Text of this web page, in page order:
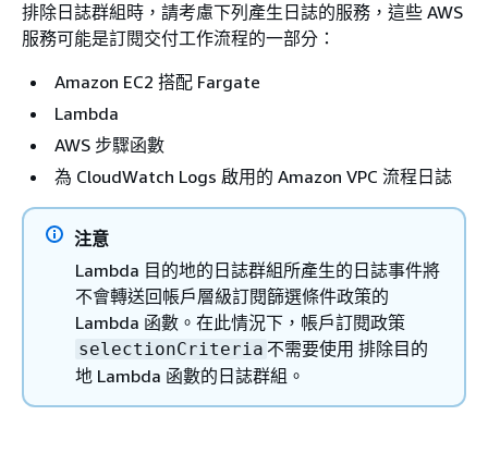
排除日誌群組時，請考慮下列產生日誌的服務，這些 AWS
服務可能是訂閱交付工作流程的一部分：
Amazon EC2 搭配 Fargate
Lambda
AWS 步驟函數
為 CloudWatch Logs 啟用的 Amazon VPC 流程日誌
注意
Lambda 目的地的日誌群組所產生的日誌事件將
不會轉送回帳戶層級訂閱篩選條件政策的
Lambda 函數。在此情況下，帳戶訂閱政策
selectionCriteria 不需要使用 排除目的
地 Lambda 函數的日誌群組。